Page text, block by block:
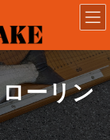
ーリン